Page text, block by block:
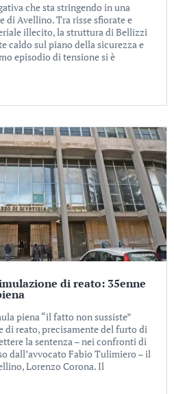
che sta stringendo in una
di Avellino. Tra risse sfiorate e
illecito, la struttura di Bellizzi
caldo sul piano della sicurezza e
episodio di tensione si è
di reato: 35enne
piena “il fatto non sussiste”
di reato, precisamente del furto di
la sentenza – nei confronti di
dall’avvocato Fabio Tulimiero – il
Lorenzo Corona. Il